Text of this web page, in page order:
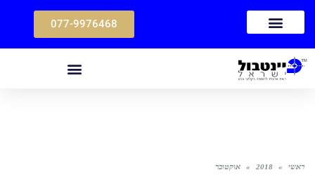
077-9976468
ראשי »
2018
» אוקטובר